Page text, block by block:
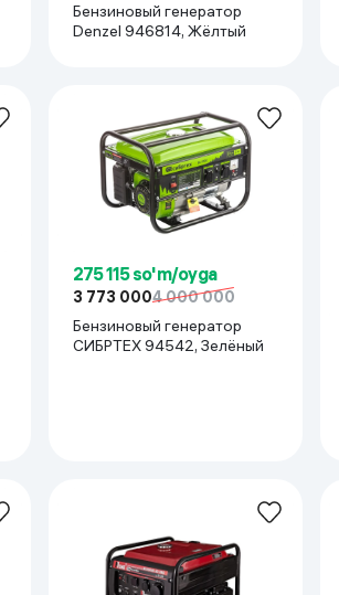
Бензиновый генератор
Denzel 946814, Жёлтый
275 115 so'm/oyga
3 773 0004 000 000
Бензиновый генератор
СИБРТЕХ 94542, Зелёный